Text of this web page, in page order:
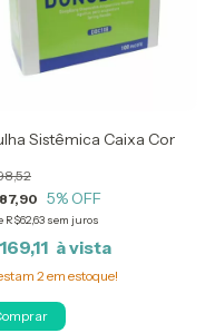
1000 Unidades
Sistêmica Caixa Com
5% OFF
R$62,63 sem juros
2em estoque!